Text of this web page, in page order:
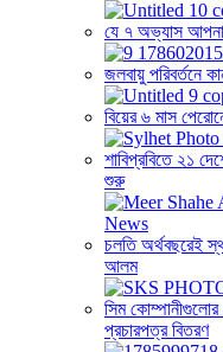
যে ৭ অভ্যাস
জলবায়ু পরিবর্তনে
বিয়ের ৬ মাস
শাবিপ্রবিতে ২১
শুরু
চলতি অর্থবছরেই
আলম
সিম কোম্পানীগুলোর
প্রচারপত্র বিতরণ